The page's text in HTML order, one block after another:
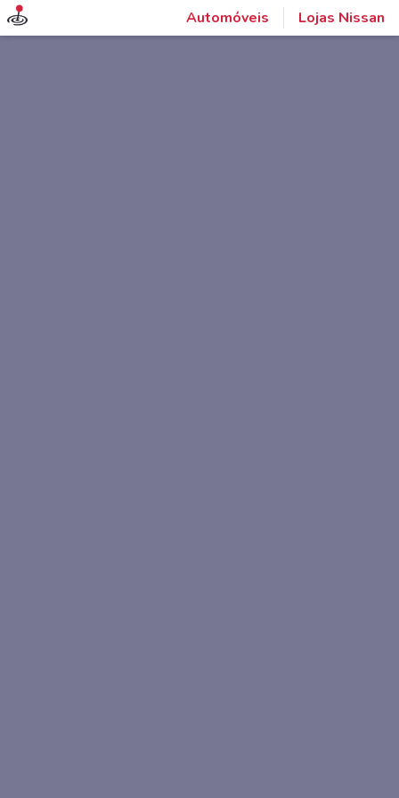
Automóveis Lojas Nissan